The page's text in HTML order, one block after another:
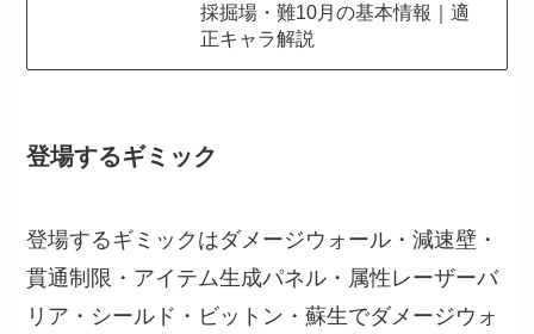
採掘場・難10月の基本情報｜適
正キャラ解説
登場するギミック
登場するギミックはダメージウォール・減速壁・
貫通制限・アイテム生成パネル・属性レーザーバ
リア・シールド・ビットン・蘇生でダメージウォ